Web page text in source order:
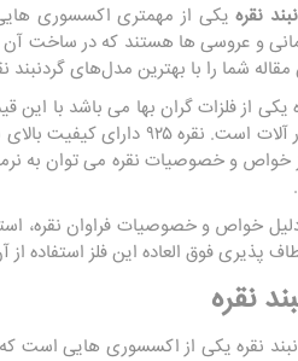
نقره یکی از مهمتری اکسسوری
و عروسی ها هستند که در ساخت آن
مقاله شما را با بهترین مدل‌های گردنبند
یکی از فلزات گران بها می باشد با
زیور آلات‌ است. نقره
خواص و خصوصیات نقره می توان به
خواص و خصوصیات فراوان نقره،
پذیری فوق العاده این فلز
نقره
نقره یکی از اکسسوری هایی است